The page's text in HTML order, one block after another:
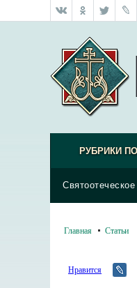
РУБРИКИ
Главная Статьи
Нравится